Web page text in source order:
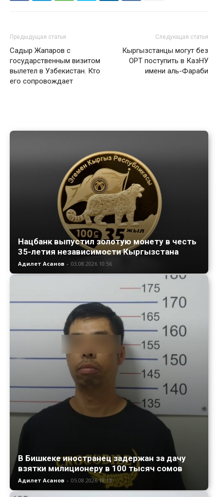
Предыдущая статья
Садыр Жапаров с
государственным визитом
вылетел в Узбекистан. Кто
его сопровождает
Следующая статья
Кыргызстанцы могут без
ОРТ поступить в КазНУ
имени аль-Фараби
Нацбанк выпустил золотую монету в честь
35-летия независимости Кыргызстана
Адилет Асанов - 03.08.2026 10:56
В Бишкеке иностранец задержан за дачу
взятки милиционеру в 100 тысяч сомов
Адилет Асанов - 05.08.2026 18:13